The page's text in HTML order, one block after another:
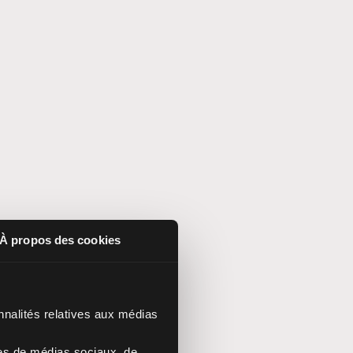
À propos des cookies
relatives aux médias